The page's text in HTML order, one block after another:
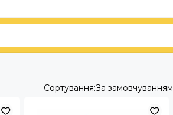
Сортування:За замовчуванням